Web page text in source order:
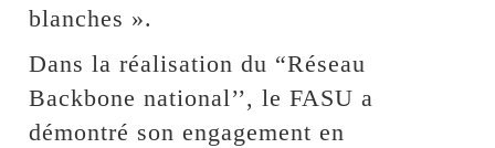
blanches ».
Dans la réalisation du “Réseau
Backbone national’’, le FASU a
démontré son engagement en